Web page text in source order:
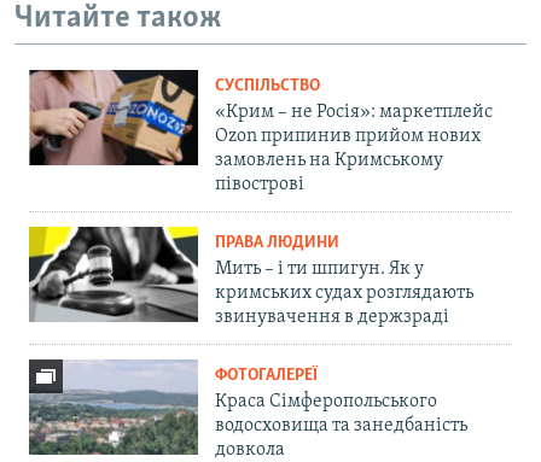
Читайте також
СУСПІЛЬСТВО
«Крим – не Росія»: маркетплейс
Ozon припинив прийом нових
замовлень на Кримському
півострові
ПРАВА ЛЮДИНИ
Мить – і ти шпигун. Як у
кримських судах розглядають
звинувачення в держзраді
ФОТОГАЛЕРЕЇ
Краса Сімферопольського
водосховища та занедбаність
довкола